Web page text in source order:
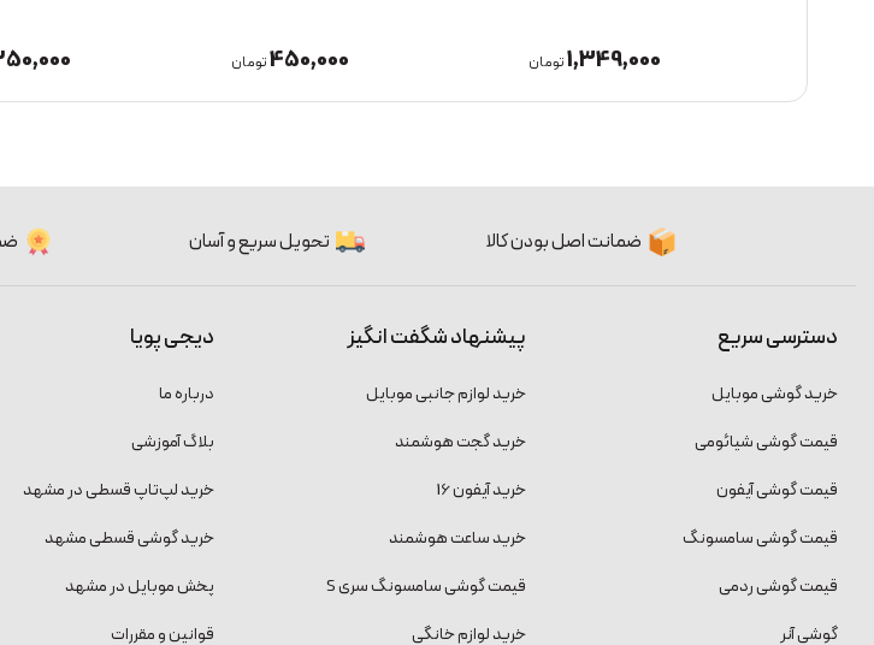
1,349,000تومان 450,000تومان
ضمانت اصل بودن کالا تحویل سریع و آسان
دسترسی سریع
خرید گوشی موبایل
قیمت گوشی شیائومی
قیمت گوشی آیفون
قیمت گوشی سامسونگ
قیمت گوشی ردمی
گوشی آنر
پیشنهاد شگفت انگیز
خرید لوازم جانبی موبایل
خرید گجت هوشمند
خرید آیفون 16
خرید ساعت هوشمند
قیمت گوشی سامسونگ سری S
خرید لوازم خانگی
دیجی پویا
درباره ما
بلاگ آموزشی
خرید لپ‌تاپ قسطی در مشهد
خرید گوشی قسطی مشهد
پخش موبایل در مشهد
قوانین و مقررات